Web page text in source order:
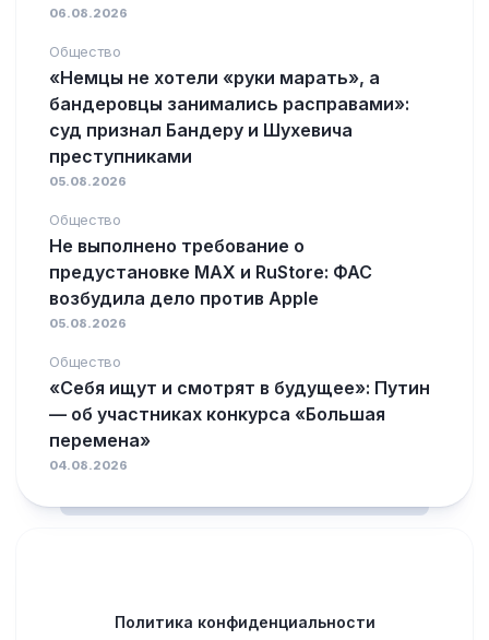
06.08.2026
Общество
«Немцы не хотели «руки марать», а
бандеровцы занимались расправами»:
суд признал Бандеру и Шухевича
преступниками
05.08.2026
Общество
Не выполнено требование о
предустановке MAX и RuStore: ФАС
возбудила дело против Apple
05.08.2026
Общество
«Себя ищут и смотрят в будущее»: Путин
— об участниках конкурса «Большая
перемена»
04.08.2026
Политика конфиденциальности